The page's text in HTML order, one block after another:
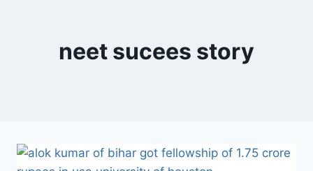
neet sucees story